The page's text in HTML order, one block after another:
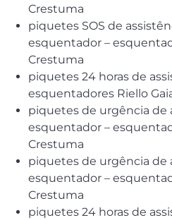
Crestuma
piquetes SOS de
esquentador –
Crestuma
piquetes 24 horas de
esquentadores Riello
piquetes de urgência de
esquentador –
Crestuma
piquetes de urgência de
esquentador –
Crestuma
piquetes 24 horas de